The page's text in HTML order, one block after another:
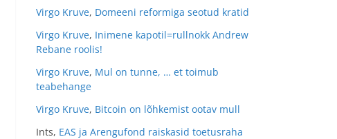
Virgo Kruve, Domeeni reformiga seotud kratid
Virgo Kruve, Inimene kapotil=rullnokk Andrew
Rebane roolis!
Virgo Kruve, Mul on tunne, … et toimub
teabehange
Virgo Kruve, Bitcoin on lõhkemist ootav mull
Ints, EAS ja Arengufond raiskasid toetusraha